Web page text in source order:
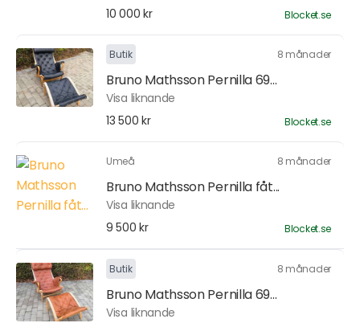
10 000 kr
Blocket.se
Butik 8 månader
Bruno Mathsson Pernilla 69...
Visa liknande
13 500 kr
Blocket.se
Umeå 8 månader
Bruno Mathsson Pernilla fåt...
Visa liknande
9 500 kr
Blocket.se
Butik 8 månader
Bruno Mathsson Pernilla 69...
Visa liknande